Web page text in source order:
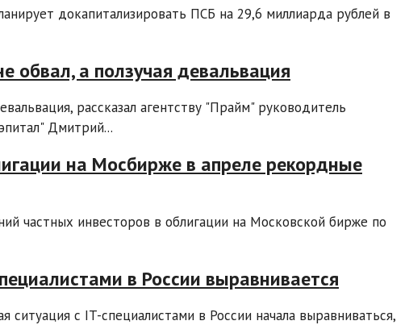
докапитализировать ПСБ на 29,6 миллиарда рублей в
обвал, а ползучая девальвация
рассказал агентству "Прайм" руководитель
Дмитрий...
на Мосбирже в апреле рекордные
частных инвесторов в облигации на Московской бирже по
в России выравнивается
с IT-специалистами в России начала выравниваться,